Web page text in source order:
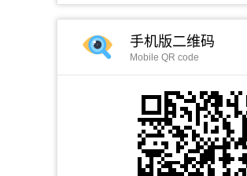
手机版二维码
Mobile QR code